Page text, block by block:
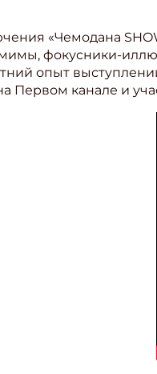
«Чемодана
фокусники-
опыт
Первом канале и